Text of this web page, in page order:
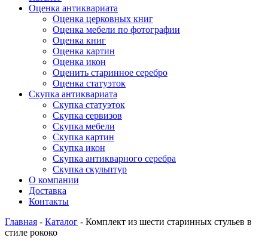
Оценка антиквариата
Оценка церковных книг
Оценка мебели по фотографии
Оценка книг
Оценка картин
Оценка икон
Оценить старинное серебро
Оценка статуэток
Скупка антиквариата
Скупка статуэток
Скупка сервизов
Скупка мебели
Скупка картин
Скупка икон
Скупка антикварного серебра
Скупка скульптур
О компании
Доставка
Контакты
Главная - Каталог - Комплект из шести старинных стульев в
стиле рококо